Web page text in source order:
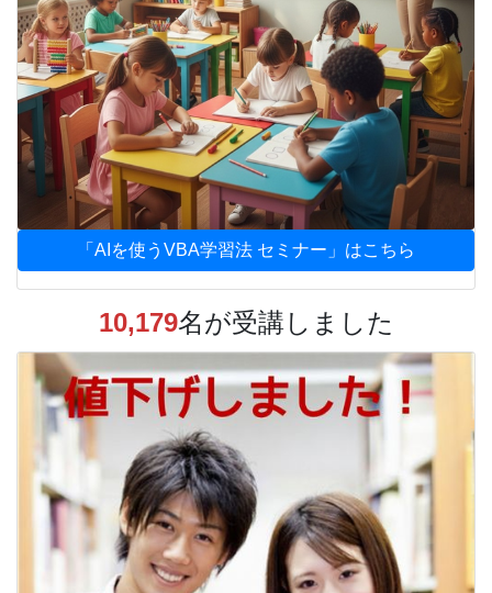
「AIを使うVBA学習法 セミナー」はこちら
10,179名が受講しました